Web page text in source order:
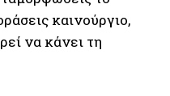
καινούργιο,
να κάνει τη